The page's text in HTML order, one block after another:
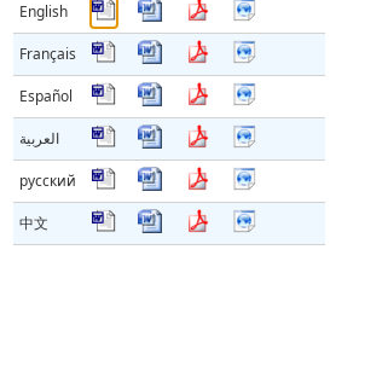
English
Français
Español
العربية
русский
中文